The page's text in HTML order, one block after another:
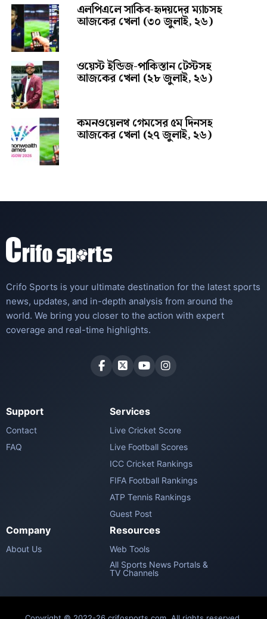
এলপিএলে সাকিব-হৃদয়দের ম্যাচসহ
আজকের খেলা (৩০ জুলাই, ২৬)
ওয়েস্ট ইন্ডিজ-পাকিস্তান টেস্টসহ
আজকের খেলা (২৮ জুলাই, ২৬)
কমনওয়েলথ গেমসের ৫ম দিনসহ
আজকের খেলা (২৭ জুলাই, ২৬)
Crifo Sports is your ultimate destination for the latest sports
news, updates, and in-depth analysis from around the
world. We bring you closer to the action with expert
coverage and real-time highlights.
Support
Contact
FAQ
Services
Live Cricket Score
Live Football Scores
ICC Cricket Rankings
FIFA Football Rankings
ATP Tennis Rankings
Guest Post
Company
About Us
Resources
Web Tools
All Sports News Portals &
TV Channels